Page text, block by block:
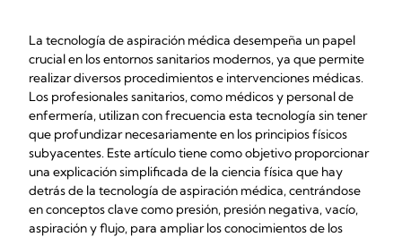
La tecnología de aspiración médica desempeña un papel
crucial en los entornos sanitarios modernos, ya que permite
realizar diversos procedimientos e intervenciones médicas.
Los profesionales sanitarios, como médicos y personal de
enfermería, utilizan con frecuencia esta tecnología sin tener
que profundizar necesariamente en los principios físicos
subyacentes. Este artículo tiene como objetivo proporcionar
una explicación simplificada de la ciencia física que hay
detrás de la tecnología de aspiración médica, centrándose
en conceptos clave como presión, presión negativa, vacío,
aspiración y flujo, para ampliar los conocimientos de los